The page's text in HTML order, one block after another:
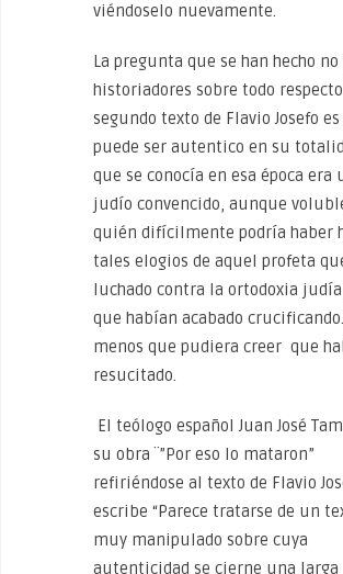
viéndoselo nuevamente.
La pregunta que se han hecho no
historiadores sobre todo
segundo texto de Flavio Josefo es
puede ser autentico en su
que se conocía en esa época era
judío convencido, aunque
quién difícilmente podría haber
tales elogios de aquel profeta
luchado contra la ortodoxia judía
que habían acabado
menos que pudiera creer que
resucitado.
El teólogo español Juan José
su obra ¨”Por eso lo mataron”
refiriéndose al texto de Flavio
escribe “Parece tratarse de un
muy manipulado sobre cuya
autenticidad se cierne una larga